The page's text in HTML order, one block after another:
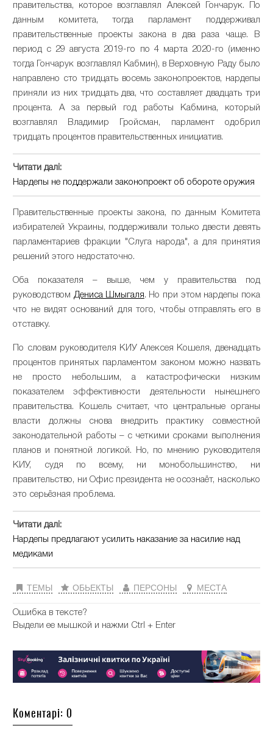
правительства, которое возглавлял Алексей Гончарук. По
данным комитета, тогда парламент поддерживал
правительственные проекты закона в два раза чаще. В
период с 29 августа 2019-го по 4 марта 2020-го (именно
тогда Гончарук возглавлял Кабмин), в Верховную Раду было
направлено сто тридцать восемь законопроектов, нардепы
приняли из них тридцать два, что составляет двадцать три
процента. А за первый год работы Кабмина, который
возглавлял Владимир Гройсман, парламент одобрил
тридцать процентов правительственных инициатив.
Читати далі:
Нардепы не поддержали законопроект об обороте оружия
Правительственные проекты закона, по данным Комитета
избирателей Украины, поддерживали только двести девять
парламентариев фракции "Слуга народа", а для принятия
решений этого недостаточно.
Оба показателя – выше, чем у правительства под
руководством Дениса Шмыгаля. Но при этом нардепы пока
что не видят оснований для того, чтобы отправлять его в
отставку.
По словам руководителя КИУ Алексея Кошеля, двенадцать
процентов принятых парламентом законом можно назвать
не просто небольшим, а катастрофически низким
показателем эффективности деятельности нынешнего
правительства. Кошель считает, что центральные органы
власти должны снова внедрить практику совместной
законодательной работы – с четкими сроками выполнения
планов и понятной логикой. Но, по мнению руководителя
КИУ, судя по всему, ни монобольшинство, ни
правительство, ни Офис президента не осознаёт, насколько
это серьёзная проблема.
Читати далі:
Нардепы предлагают усилить наказание за насилие над
медиками
ТЕМЫ ОБЬЕКТЫ ПЕРСОНЫ МЕСТА
Ошибка в тексте?
Выдели ее мышкой и нажми Ctrl + Enter
Коментарі: 0